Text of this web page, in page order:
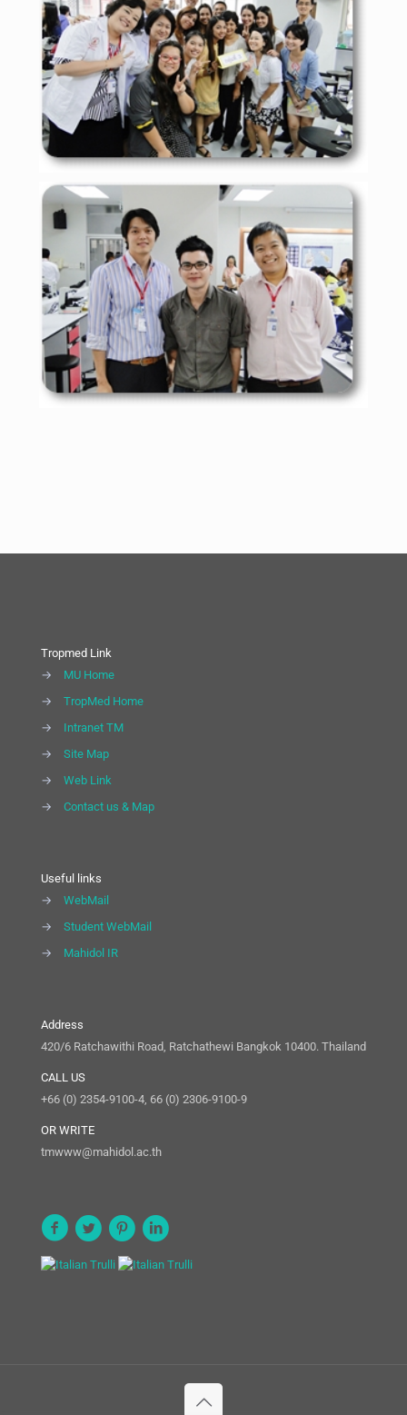
Tropmed Link
→
MU Home
→
TropMed Home
→
Intranet TM
→
Site Map
→
Web Link
→
Contact us & Map
Useful links
→
WebMail
→
Student WebMail
→
Mahidol IR
Address
420/6 Ratchawithi Road, Ratchathewi Bangkok 10400. Thailand
CALL US
+66 (0) 2354-9100-4, 66 (0) 2306-9100-9
OR WRITE
tmwww@mahidol.ac.th